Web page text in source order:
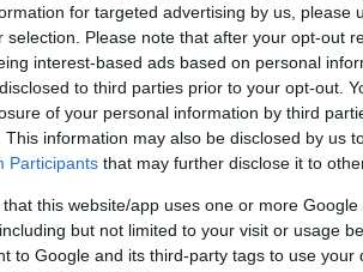
for targeted advertising by us, please
selection. Please note that after your opt-out
interest-based ads based on personal
to third parties prior to your opt-out.
of your personal information by third
This information may also be disclosed by us
Participants that may further disclose it to
that this website/app uses one or more
but not limited to your visit or usage
to Google and its third-party tags to use
Δευτέρα, 05 Δεκεμβρίου
Η κατάθλιψη της
και παιδικής
Η κατάθλιψη είναι
μελετηθεί στην παιδική
στους εφήβους.